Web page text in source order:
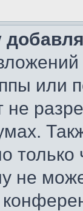
или
не